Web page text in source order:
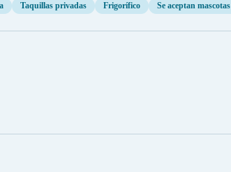
Taquillas privadas Frigorífico Se aceptan mascotas